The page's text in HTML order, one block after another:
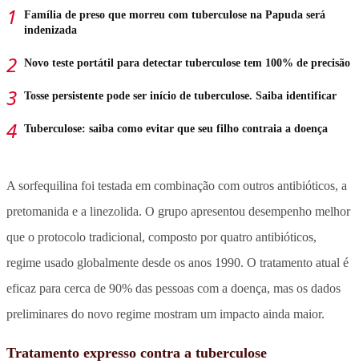
Família de preso que morreu com tuberculose na Papuda será
indenizada
Novo teste portátil para detectar tuberculose tem 100% de precisão
Tosse persistente pode ser início de tuberculose. Saiba identificar
Tuberculose: saiba como evitar que seu filho contraia a doença
A sorfequilina foi testada em combinação com outros antibióticos, a
pretomanida e a linezolida. O grupo apresentou desempenho melhor
que o protocolo tradicional, composto por quatro antibióticos,
regime usado globalmente desde os anos 1990. O tratamento atual é
eficaz para cerca de 90% das pessoas com a doença, mas os dados
preliminares do novo regime mostram um impacto ainda maior.
Tratamento expresso contra a tuberculose